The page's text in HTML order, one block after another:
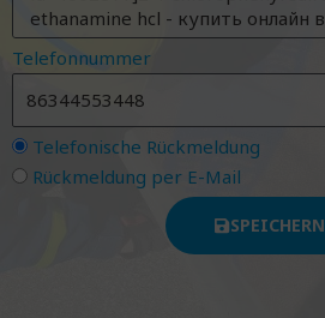
Telefonnummer
Telefonische Rückmeldung
Rückmeldung per E-Mail
SPEICHERN